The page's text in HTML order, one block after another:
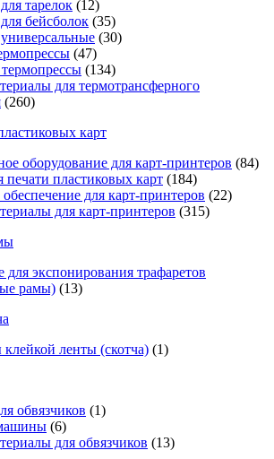
тарелок (12)
бейсболок (35)
(30)
(47)
(134)
для термотрансферного
(260)
карт
оборудование для карт-принтеров (84)
пластиковых карт (184)
для карт-принтеров (22)
для карт-принтеров (315)
для экспонирования трафаретов
рамы) (13)
ленты (скотча) (1)
обвязчиков (1)
(6)
для обвязчиков (13)